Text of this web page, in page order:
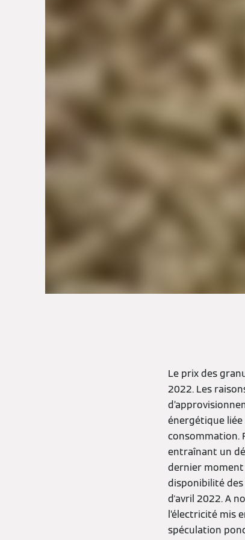
Le prix des
2022. Les
énergétique
consommation.
entraînant un
dernier
disponibilité
d'avril 2022. A
l’électricité mis
spéculation